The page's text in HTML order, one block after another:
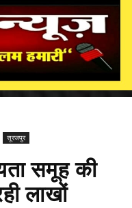
सूरजपुर
समूह की
लाखों